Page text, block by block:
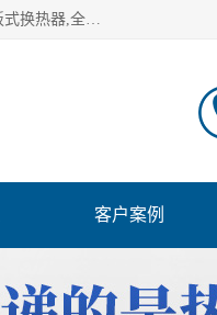
湖南欧力德换热实业有限公司生产换热设备,板式换热器,板式热交换器,板式换热器机组,卫生级板式换热器,宽流道板式换热器,全焊接板式换热器,钎焊板式换热器,钛材板式换热器,容积式换热器,盘管换热,不锈钢水箱,定压补水机组,变频供水机组等,用户覆盖：湖南、湖北、广西、广东、海南、云南、贵州等全国各地。
客户案例